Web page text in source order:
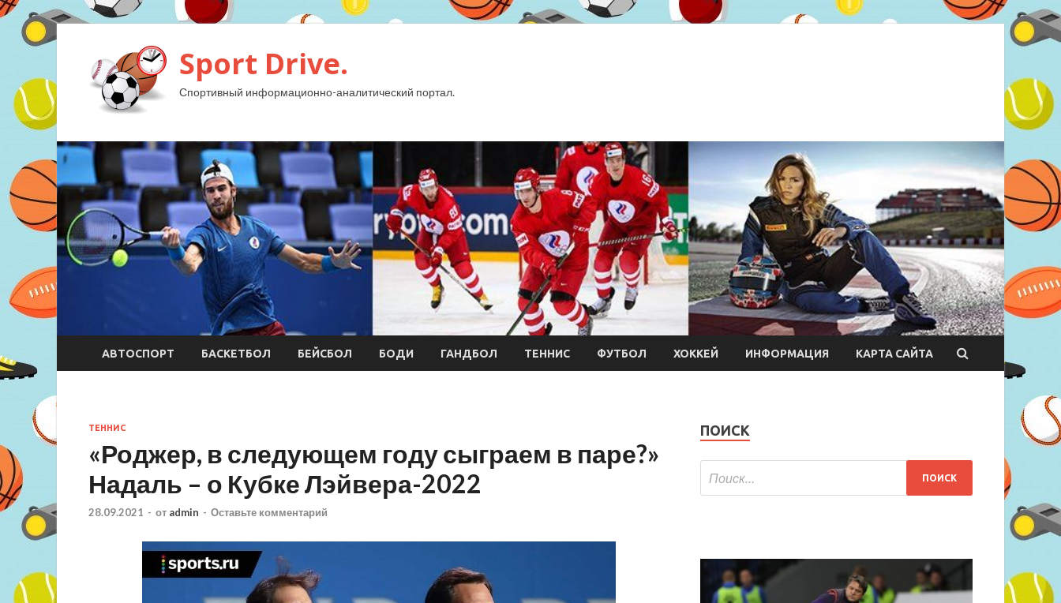
Sport Drive.
Спортивный информационно-аналитический портал.
АВТОСПОРТ БАСКЕТБОЛ БЕЙСБОЛ БОДИ ГАНДБОЛ ТЕННИС ФУТБОЛ ХОККЕЙ ИНФОРМАЦИЯ КАРТА САЙТА
ТЕННИС
«Роджер, в следующем году сыграем в паре?»
Надаль – о Кубке Лэйвера-2022
28.09.2021 - от admin - Оставьте комментарий
ПОИСК